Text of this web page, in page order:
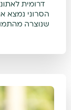
דרומית
הסרוני נמצא
שנוצרה